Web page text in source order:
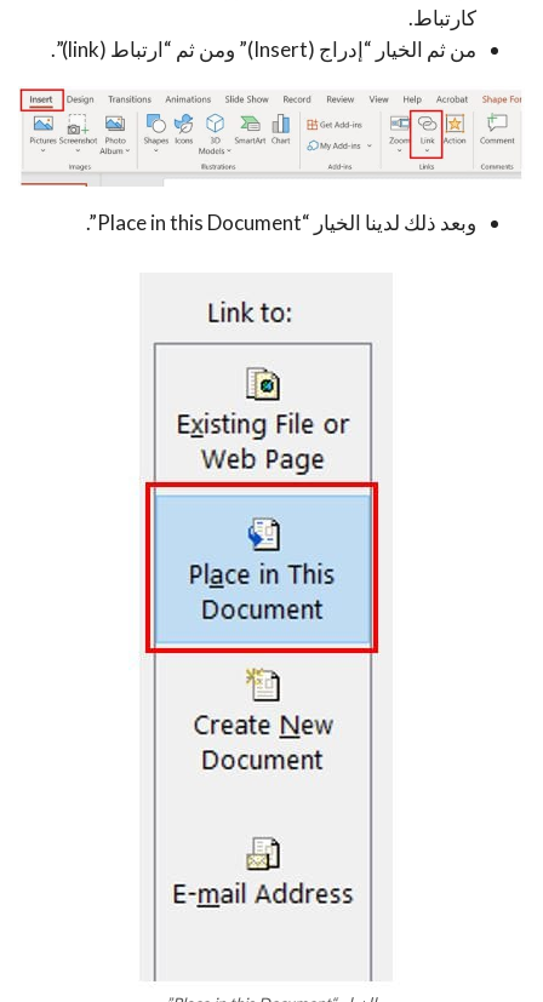
كارتباط.
من ثم الخيار “إدراج (Insert)” ومن ثم “ارتباط (link)”.
وبعد ذلك لدينا الخيار “Place in this Document”.